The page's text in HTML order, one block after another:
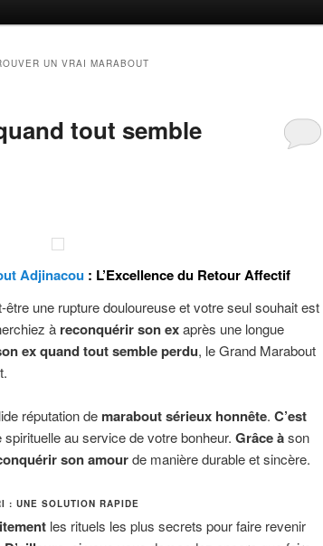
UN VRAI MARABOUT
tout semble
Adjinacou : L’Excellence du Retour Affectif
une rupture douloureuse et votre seul souhait est
à reconquérir son exaprès une longue
ex quand tout semble perdu, le Grand Marabout
réputation de marabout sérieux honnête. C’est
au service de votre bonheur. Grâce àson
son amourde manière durable et sincère.
: UNE SOLUTION RAPIDE
les rituels les plus secrets pour faire revenir